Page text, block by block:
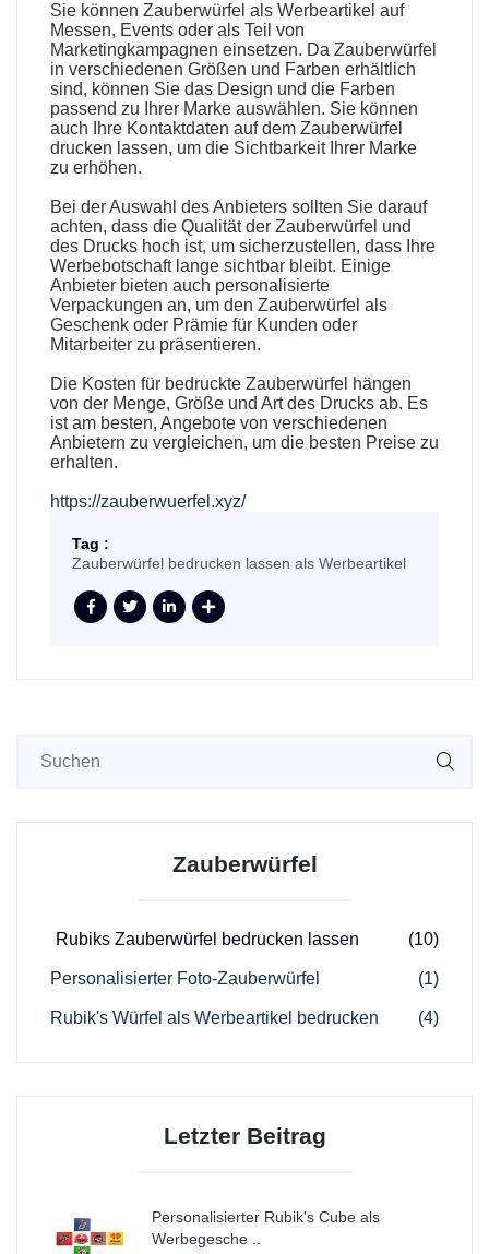
Sie können Zauberwürfel als Werbeartikel auf
Messen, Events oder als Teil von
Marketingkampagnen einsetzen. Da Zauberwürfel
in verschiedenen Größen und Farben erhältlich
sind, können Sie das Design und die Farben
passend zu Ihrer Marke auswählen. Sie können
auch Ihre Kontaktdaten auf dem Zauberwürfel
drucken lassen, um die Sichtbarkeit Ihrer Marke
zu erhöhen.
Bei der Auswahl des Anbieters sollten Sie darauf
achten, dass die Qualität der Zauberwürfel und
des Drucks hoch ist, um sicherzustellen, dass Ihre
Werbebotschaft lange sichtbar bleibt. Einige
Anbieter bieten auch personalisierte
Verpackungen an, um den Zauberwürfel als
Geschenk oder Prämie für Kunden oder
Mitarbeiter zu präsentieren.
Die Kosten für bedruckte Zauberwürfel hängen
von der Menge, Größe und Art des Drucks ab. Es
ist am besten, Angebote von verschiedenen
Anbietern zu vergleichen, um die besten Preise zu
erhalten.
https://zauberwuerfel.xyz/
Tag :
Zauberwürfel bedrucken lassen als Werbeartikel
Zauberwürfel
Rubiks Zauberwürfel bedrucken lassen (10)
Personalisierter Foto-Zauberwürfel (1)
Rubik's Würfel als Werbeartikel bedrucken (4)
Letzter Beitrag
Personalisierter Rubik's Cube als
Werbegesche ..